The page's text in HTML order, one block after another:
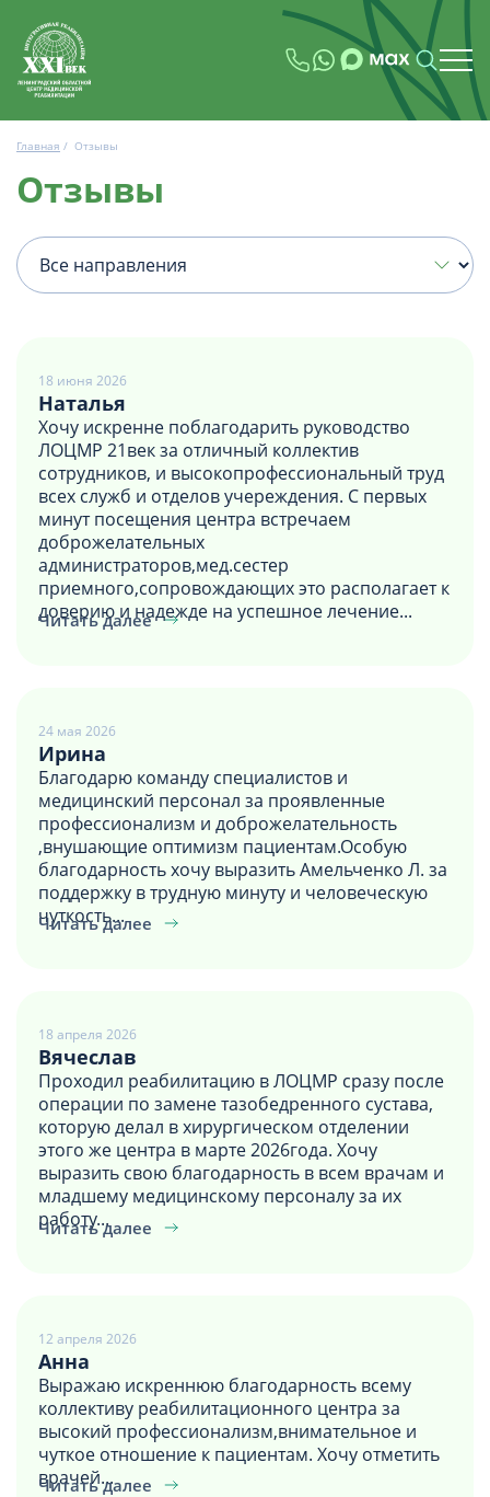
Главная / Отзывы
Отзывы
18 июня 2026
Наталья
Хочу искренне поблагодарить руководство
ЛОЦМР 21век за отличный коллектив
сотрудников, и высокопрофессиональный труд
всех служб и отделов учереждения. С первых
минут посещения центра встречаем
доброжелательных
администраторов,мед.сестер
приемного,сопровождающих это располагает к
доверию и надежде на успешное лечение...
Читать далее
24 мая 2026
Ирина
Благодарю команду специалистов и
медицинский персонал за проявленные
профессионализм и доброжелательность
,внушающие оптимизм пациентам.Особую
благодарность хочу выразить Амельченко Л. за
поддержку в трудную минуту и человеческую
чуткость...
Читать далее
18 апреля 2026
Вячеслав
Проходил реабилитацию в ЛОЦМР сразу после
операции по замене тазобедренного сустава,
которую делал в хирургическом отделении
этого же центра в марте 2026года. Хочу
выразить свою благодарность в всем врачам и
младшему медицинскому персоналу за их
работу...
Читать далее
12 апреля 2026
Анна
Выражаю искреннюю благодарность всему
коллективу реабилитационного центра за
высокий профессионализм,внимательное и
чуткое отношение к пациентам. Хочу отметить
врачей...
Читать далее